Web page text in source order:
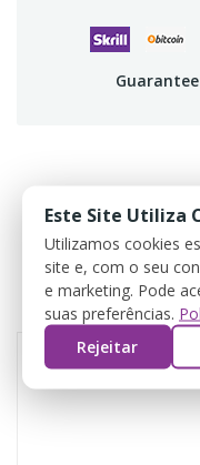
Este Site Utiliza
Utilizamos cookies
site e, com o seu
e marketing. Pode
suas preferências.
Rejeitar